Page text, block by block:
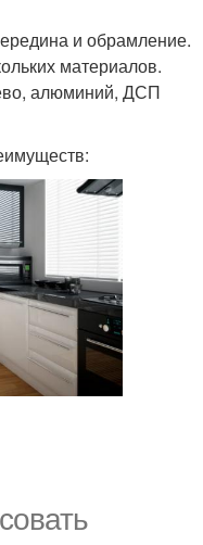
и обрамление.
материалов.
алюминий, ДСП